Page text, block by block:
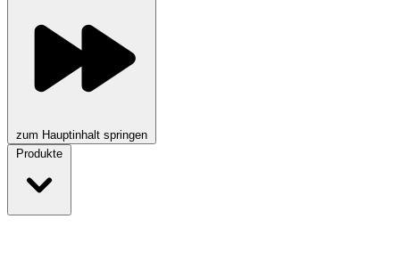
zum Hauptinhalt springen
Produkte